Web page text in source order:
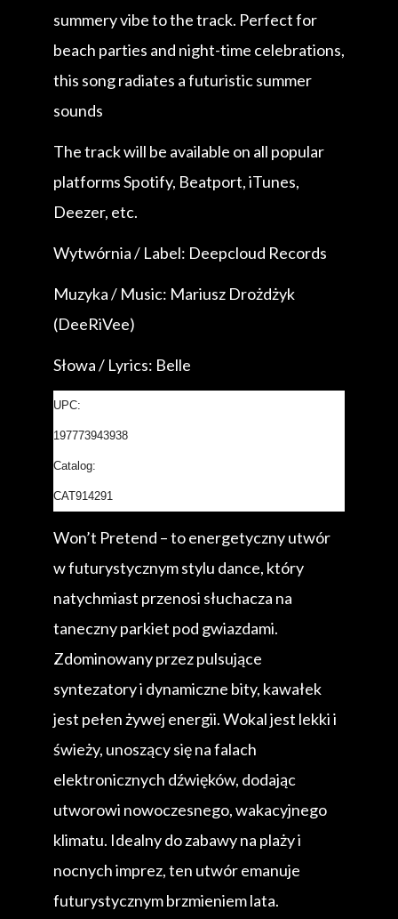
summery vibe to the track. Perfect for
beach parties and night-time celebrations,
this song radiates a futuristic summer
sounds
The track will be available on all popular
platforms Spotify, Beatport, iTunes,
Deezer, etc.
Wytwórnia / Label: Deepcloud Records
Muzyka / Music: Mariusz Drożdżyk
(DeeRiVee)
Słowa / Lyrics: Belle
UPC:
197773943938
Catalog:
CAT914291
Won’t Pretend – to energetyczny utwór
w futurystycznym stylu dance, który
natychmiast przenosi słuchacza na
taneczny parkiet pod gwiazdami.
Zdominowany przez pulsujące
syntezatory i dynamiczne bity, kawałek
jest pełen żywej energii. Wokal jest lekki i
świeży, unoszący się na falach
elektronicznych dźwięków, dodając
utworowi nowoczesnego, wakacyjnego
klimatu. Idealny do zabawy na plaży i
nocnych imprez, ten utwór emanuje
futurystycznym brzmieniem lata.